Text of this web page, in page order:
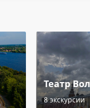
Театр
8 экскурсии